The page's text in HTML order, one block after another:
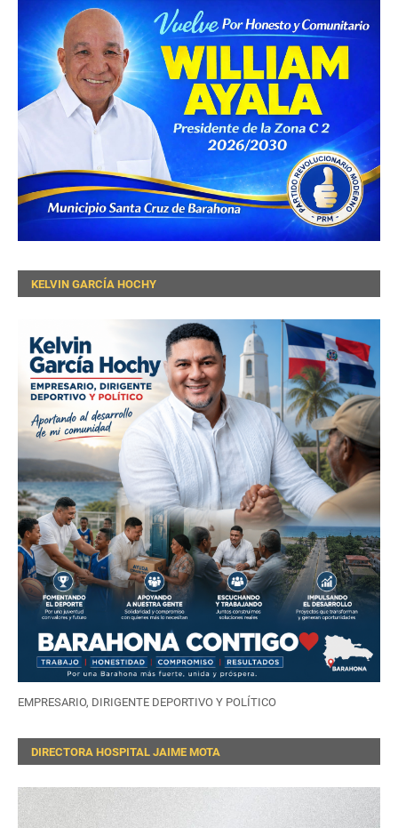
KELVIN GARCÍA HOCHY
EMPRESARIO, DIRIGENTE DEPORTIVO Y POLÍTICO
DIRECTORA HOSPITAL JAIME MOTA